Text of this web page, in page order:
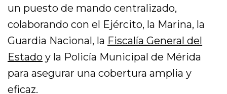
un puesto de mando centralizado,
colaborando con el Ejército, la Marina, la
Guardia Nacional, la Fiscalía General del
Estado y la Policía Municipal de Mérida
para asegurar una cobertura amplia y
eficaz.